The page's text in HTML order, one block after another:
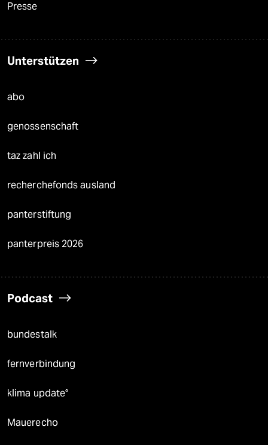
Presse
Unterstützen
abo
genossenschaft
taz zahl ich
recherchefonds ausland
panterstiftung
panterpreis 2026
Podcast
bundestalk
fernverbindung
klima update°
Mauerecho